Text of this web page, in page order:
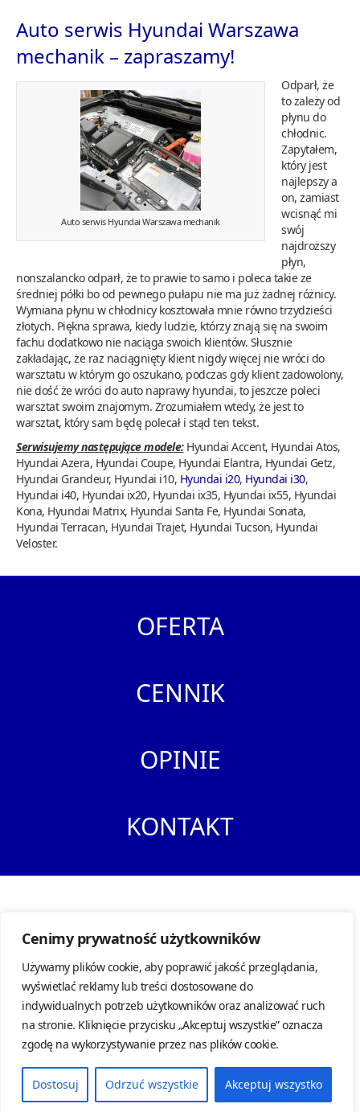
Cenimy prywatność użytkowników
Używamy plików cookie, aby poprawić jakość przeglądania,
wyświetlać reklamy lub treści dostosowane do
indywidualnych potrzeb użytkowników oraz analizować ruch
na stronie. Kliknięcie przycisku „Akceptuj wszystkie” oznacza
zgodę na wykorzystywanie przez nas plików cookie.
Dostosuj Odrzuć wszystkie Akceptuj wszystko
Auto serwis Hyundai Warszawa
mechanik – zapraszamy!
Auto serwis Hyundai Warszawa mechanik
Odparł, że
to zależy od
płynu do
chłodnic.
Zapytałem,
który jest
najlepszy a
on, zamiast
wcisnąć mi
swój
najdroższy
płyn,
nonszalancko odparł, że to prawie to samo i poleca takie ze
średniej półki bo od pewnego pułapu nie ma już żadnej różnicy.
Wymiana płynu w chłodnicy kosztowała mnie równo trzydzieści
złotych. Piękna sprawa, kiedy ludzie, którzy znają się na swoim
fachu dodatkowo nie naciąga swoich klientów. Słusznie
zakładając, że raz naciągnięty klient nigdy więcej nie wróci do
warsztatu w którym go oszukano, podczas gdy klient zadowolony,
nie dość że wróci do auto naprawy hyundai, to jeszcze poleci
warsztat swoim znajomym. Zrozumiałem wtedy, że jest to
warsztat, który sam będę polecał i stąd ten tekst.
Serwisujemy następujące modele:Hyundai Accent, Hyundai Atos,
Hyundai Azera, Hyundai Coupe, Hyundai Elantra, Hyundai Getz,
Hyundai Grandeur, Hyundai i10, Hyundai i20, Hyundai i30,
Hyundai i40, Hyundai ix20, Hyundai ix35, Hyundai ix55, Hyundai
Kona, Hyundai Matrix, Hyundai Santa Fe, Hyundai Sonata,
Hyundai Terracan, Hyundai Trajet, Hyundai Tucson, Hyundai
Veloster.
OFERTA
CENNIK
OPINIE
KONTAKT
ul. Księżycowa 76, 01-934 Warszawa |NIP: 5270250583
513 212 319 E-mail: hess@hess.com.pl
Polityka prywatności | Obowiązek informacyjny RODO Regulamin
Informacje zawarte w niniejszej witrynie nie stanowią oferty handlowej w rozumieniu
art. 66 § 1 Kodeksu cywilnego.
F T G I